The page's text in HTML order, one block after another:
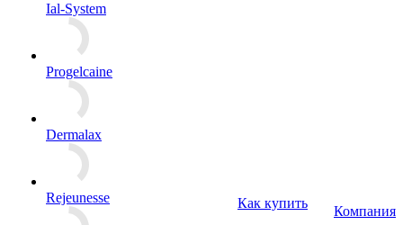
Ial-System
Progelcaine
Dermalax
Rejeunesse
Как купить
Компания